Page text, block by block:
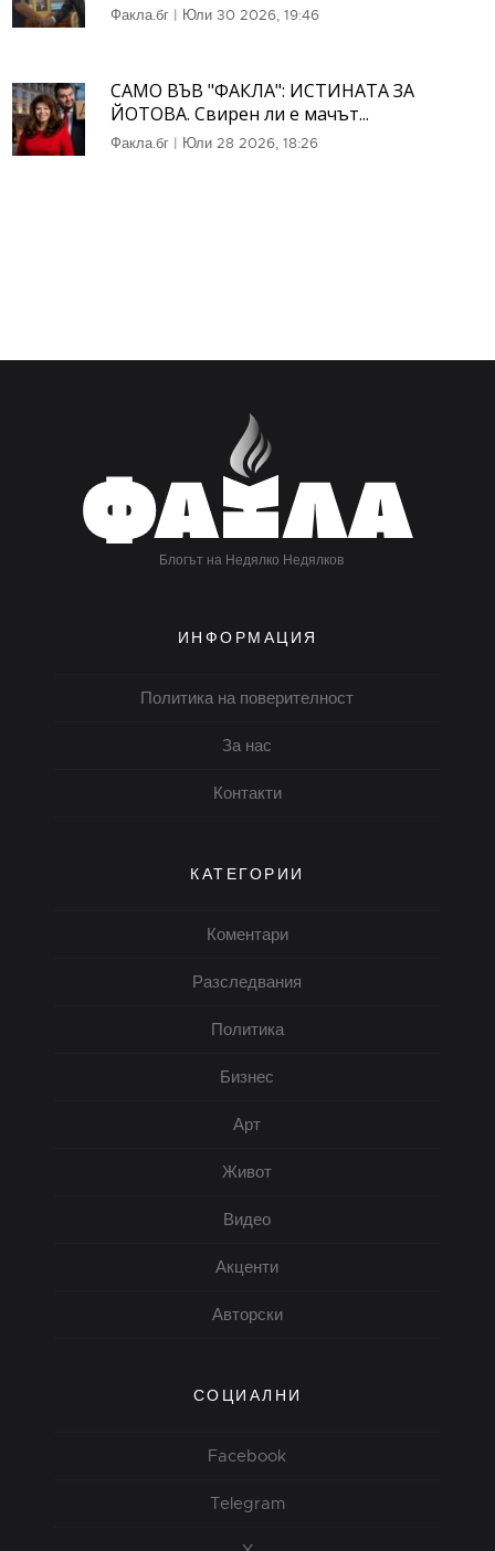
Факла.бг | Юли 30 2026, 19:46
САМО ВЪВ "ФАКЛА": ИСТИНАТА ЗА
ЙОТОВА. Свирен ли е мачът...
Факла.бг | Юли 28 2026, 18:26
Блогът на Недялко Недялков
ИНФОРМАЦИЯ
Политика на поверителност
За нас
Контакти
КАТЕГОРИИ
Коментари
Разследвания
Политика
Бизнес
Арт
Живот
Видео
Акценти
Авторски
СОЦИАЛНИ
Facebook
Telegram